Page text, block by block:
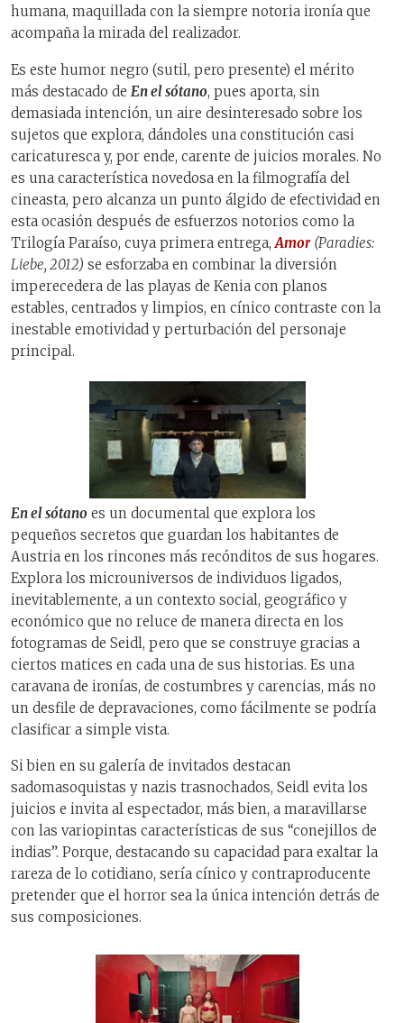
humana, maquillada con la siempre notoria ironía que
acompaña la mirada del realizador.
Es este humor negro (sutil, pero presente) el mérito
más destacado de En el sótano, pues aporta, sin
demasiada intención, un aire desinteresado sobre los
sujetos que explora, dándoles una constitución casi
caricaturesca y, por ende, carente de juicios morales. No
es una característica novedosa en la filmografía del
cineasta, pero alcanza un punto álgido de efectividad en
esta ocasión después de esfuerzos notorios como la
Trilogía Paraíso, cuya primera entrega,Amor (Paradies:
Liebe, 2012) se esforzaba en combinar la diversión
imperecedera de las playas de Kenia con planos
estables, centrados y limpios, en cínico contraste con la
inestable emotividad y perturbación del personaje
principal.
En el sótano es un documental que explora los
pequeños secretos que guardan los habitantes de
Austria en los rincones más recónditos de sus hogares.
Explora los microuniversos de individuos ligados,
inevitablemente, a un contexto social, geográfico y
económico que no reluce de manera directa en los
fotogramas de Seidl, pero que se construye gracias a
ciertos matices en cada una de sus historias. Es una
caravana de ironías, de costumbres y carencias, más no
un desfile de depravaciones, como fácilmente se podría
clasificar a simple vista.
Si bien en su galería de invitados destacan
sadomasoquistas y nazis trasnochados, Seidl evita los
juicios e invita al espectador, más bien, a maravillarse
con las variopintas características de sus “conejillos de
indias”. Porque, destacando su capacidad para exaltar la
rareza de lo cotidiano, sería cínico y contraproducente
pretender que el horror sea la única intención detrás de
sus composiciones.